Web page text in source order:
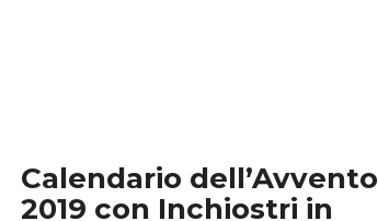
Calendario dell’Avvento
2019 con Inchiostri in